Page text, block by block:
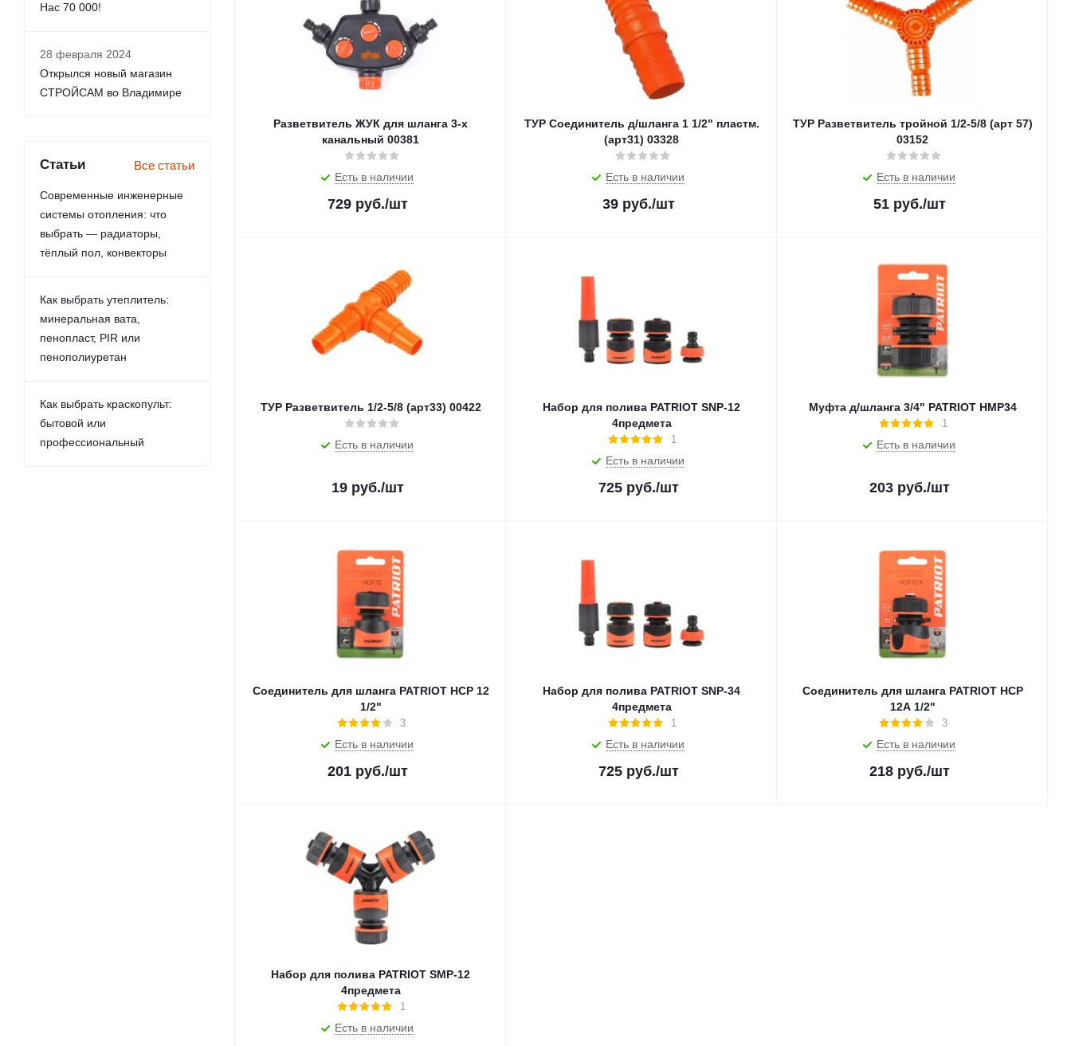
Разветвитель ЖУК для шланга 3-х
канальный 00381
Есть в наличии
729 руб./шт
ТУР Соединитель д/шланга 1 1/2" пластм.
(арт31) 03328
Есть в наличии
39 руб./шт
ТУР Разветвитель тройной 1/2-5/8 (арт 57)
03152
Есть в наличии
51 руб./шт
ТУР Разветвитель 1/2-5/8 (арт33) 00422
Есть в наличии
19 руб./шт
Набор для полива PATRIOT SNP-12
4предмета
1
Есть в наличии
725 руб./шт
Муфта д/шланга 3/4" PATRIOT HMP34
1
Есть в наличии
203 руб./шт
Соединитель для шланга PATRIOT HCP 12
1/2"
3
Есть в наличии
201 руб./шт
Набор для полива PATRIOT SNP-34
4предмета
1
Есть в наличии
725 руб./шт
Соединитель для шланга PATRIOT HCP
12A 1/2"
3
Есть в наличии
218 руб./шт
Набор для полива PATRIOT SMP-12
4предмета
1
Есть в наличии
Нас 70 000!
28 февраля 2024
Открылся новый магазин
СТРОЙСАМ во Владимире
Статьи Все статьи
Современные инженерные
системы отопления: что
выбрать — радиаторы,
тёплый пол, конвекторы
Как выбрать утеплитель:
минеральная вата,
пенопласт, PIR или
пенополиуретан
Как выбрать краскопульт:
бытовой или
профессиональный